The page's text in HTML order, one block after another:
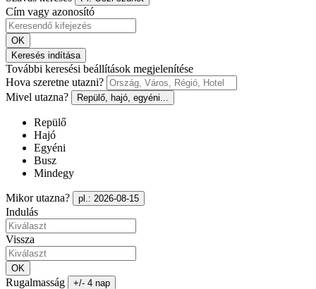
Cím vagy azonosító
OK
Keresés indítása
További keresési beállítások megjelenítése
Hova szeretne utazni?
Mivel utazna?
Repülő, hajó, egyéni...
Repülő
Hajó
Egyéni
Busz
Mindegy
Mikor utazna? pl.: 2026-08-15
Indulás
Vissza
OK
Rugalmasság +/- 4 nap